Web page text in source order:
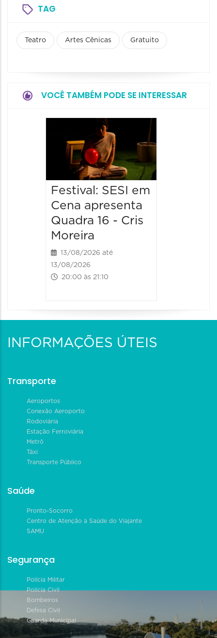
TAG
Teatro Artes Cênicas Gratuito
VOCÊ TAMBÉM PODE SE INTERESSAR
Festival: SESI em
Cena apresenta
Quadra 16 - Cris
Moreira
13/08/2026 até
13/08/2026
20:00 às 21:10
INFORMAÇÕES ÚTEIS
Transporte
Aeroportos
Conexão Aeroporto
Rodoviária
Estação Ferroviária
Metrô
Táxi
Transporte Público
Saúde
Pronto-Socorro
Centro de Atenção à Saúde do Viajante
SAMU
Segurança
Polícia Militar
Polícia Civil
Bombeiros
Defesa Civil
Guarda Municipal